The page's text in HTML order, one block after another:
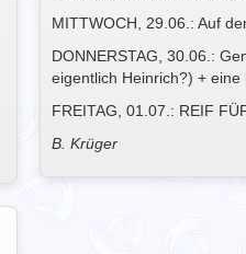
MITTWOCH, 29.06.: Auf
DONNERSTAG, 30.06.:
eigentlich Heinrich?) +
FREITAG, 01.07.: REIF
B. Krüger